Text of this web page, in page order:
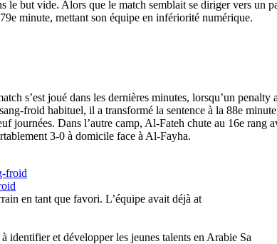
but vide. Alors que le match semblait se diriger vers un
minute, mettant son équipe en infériorité numérique.
s’est joué dans les dernières minutes, lorsqu’un
froid habituel, il a transformé la sentence à la 88e
journées. Dans l’autre camp, Al-Fateh chute au 16e
3-0 à domicile face à Al-Fayha.
en tant que favori. L’équipe avait déjà at
identifier et développer les jeunes talents en Arabie Sa